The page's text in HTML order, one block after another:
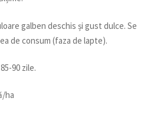
galben deschis și gust dulce. Se
de consum (faza de lapte).
90 zile.
ha